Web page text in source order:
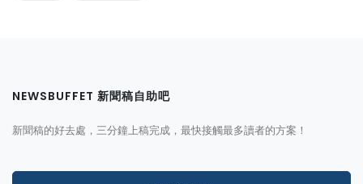
NEWSBUFFET 新聞稿自助吧
新聞稿的好去處，三分鐘上稿完成，最快接觸最多讀者的方案！